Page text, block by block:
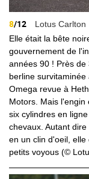
8/12
Lotus Carlton
Elle était la bête
gouvernement de
années 90 ! Près
berline
Omega revue à
Motors. Mais l'engin
six cylindres en
chevaux. Autant
en un clin d'oeil,
petits voyous (©